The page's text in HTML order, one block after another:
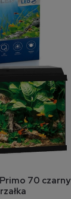
70 czarny